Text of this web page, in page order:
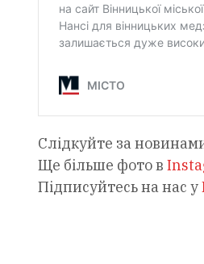
Слідкуйте за
Ще більше фото в
Підписуйтесь на нас у